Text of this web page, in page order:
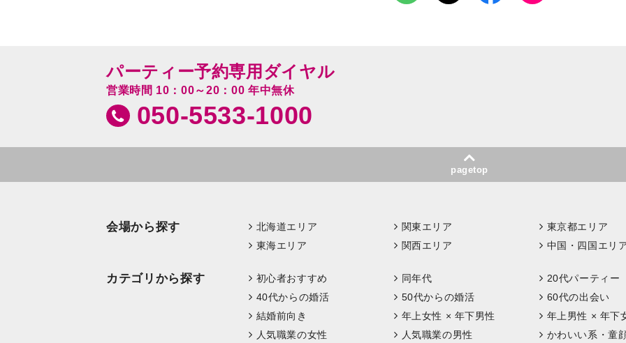
パーティー予約専用ダイヤル
営業時間 10：00～20：00 年中無休
050-5533-1000
pagetop
会場から探す 北海道エリア 関東エリア 東京都エリア
東海エリア
関西エリア 中国・四国エリ
カテゴリから探す 初心者おすすめ 同年代 20代パーティー
40代からの婚活
50代からの婚活 60代の出会い
結婚前向き
年上女性 × 年下男性 年上男性 × 年下
人気職業の女性
人気職業の男性 かわいい系・童